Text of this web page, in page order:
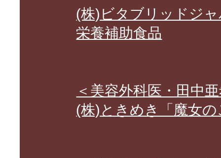
(株)ビタブリッドジ
栄養補助食品
＜美容外科医・田中
(株)ときめき「魔女